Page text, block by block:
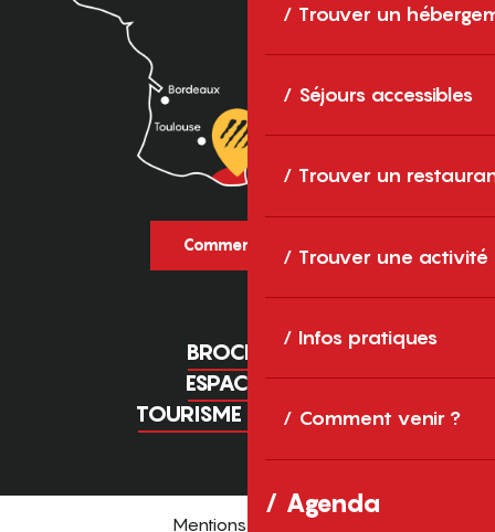
Trouver un
Séjours accessibles
Trouver un
Trouver une activité
Infos pratiques
Comment venir ?
Agenda
Comment venir ?
BROCHURES
ESPACE PRO
TOURISME D'AFFAIRES
Mentions légales